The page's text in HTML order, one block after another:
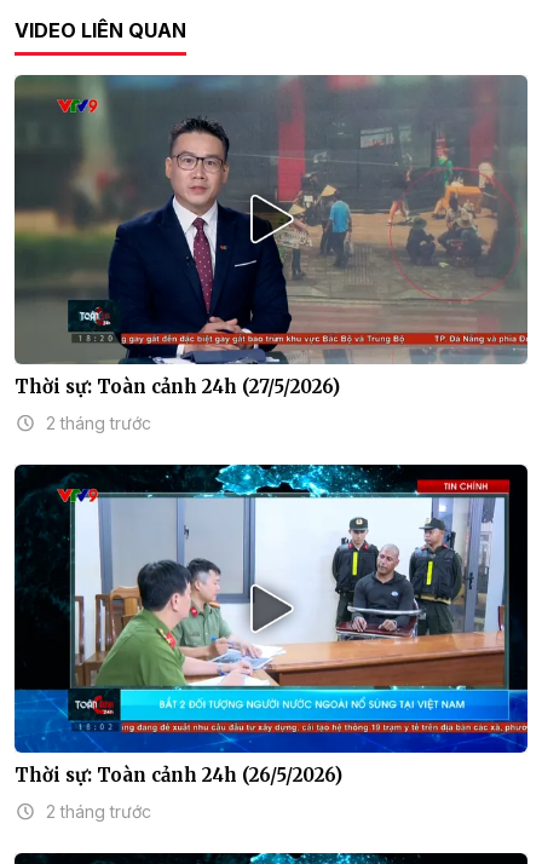
VIDEO LIÊN QUAN
Thời sự: Toàn cảnh 24h (27/5/2026)
2 tháng trước
Thời sự: Toàn cảnh 24h (26/5/2026)
2 tháng trước